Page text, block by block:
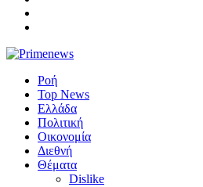
Ροή
Top News
Ελλάδα
Πολιτική
Οικονομία
Διεθνή
Θέματα
Dislike